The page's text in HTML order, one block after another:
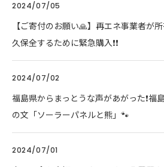
2024/07/05
【ご寄付のお願い🙏】再エネ事業者が
久保全するために緊急購入❗❗
2024/07/02
福島県からまっとうな声があがった❗福
の文「ソーラーパネルと熊」🐾
2024/07/01